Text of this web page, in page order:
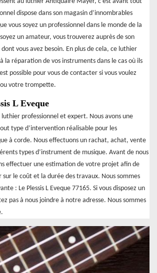
dispose dans son magasin d’innombrables
vous soyez un professionnel dans le monde de la
un amateur, vous trouverez auprès de son
vous avez besoin. En plus de cela, ce luthier
la réparation de vos instruments dans le cas où ils
possible pour vous de contacter si vous voulez
votre trompette.
L Eveque
professionnel et expert. Nous avons une
type d’intervention réalisable pour les
à corde. Nous effectuons un rachat, achat, vente
types d’instrument de musique. Avant de nous
effectuer une estimation de votre projet afin de
sur le coût et la durée des travaux. Nous sommes
: Le Plessis L Eveque 77165. Si vous disposez un
pas à nous joindre à notre adresse. Nous sommes